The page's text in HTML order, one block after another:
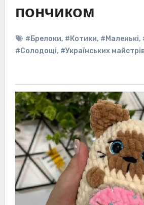
пончиком
#Брелоки, #Котики, #Маленькі,
#Солодощі, #Українських